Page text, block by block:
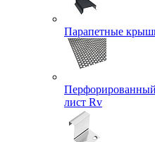
Парапетные
Перфорированный
лист Rv